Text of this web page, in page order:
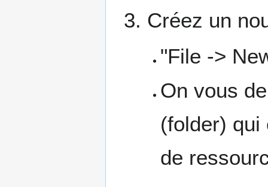
Créez un
"File ->
On vous
(folder) qui
de